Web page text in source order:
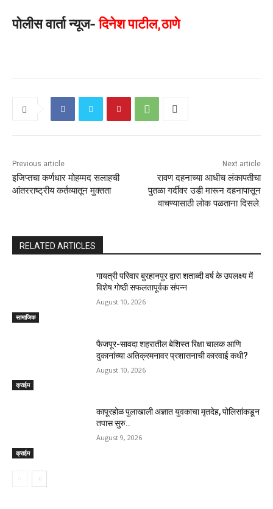
पोलीस वार्ता न्यूज-दिनेश पाटील,ठाणे
Previous article
इजिप्तचा कर्णधार मोहम्मद सलाहची
आंतरराष्ट्रीय कर्तव्यातून मुक्तता
Next article
रावण दहनाच्या आधीच लंकापतीचा
पुतळा गर्दीवर उडी मारून दहनापासून
वाचण्यासाठी लोक पळताना दिसले.
RELATED ARTICLES
सामाजिक
गायत्री परिवार बुरहानपुर द्वारा शताब्दी वर्ष के उपलक्ष्य में
विशेष गोष्ठी सफलतापूर्वक संपन्न
August 10, 2026
क्राईम
फैजपूर-सावदा शहरातील बेशिस्त रिक्षा चालक आणि
दुकानांच्या अतिक्रमनावर प्रशासनाची कारवाई कधी?
August 10, 2026
क्राईम
कापूरहोळ पुलाखाली अज्ञात युवकाचा मृतदेह, पोलिसांकडून
तपास सुरु..
August 9, 2026